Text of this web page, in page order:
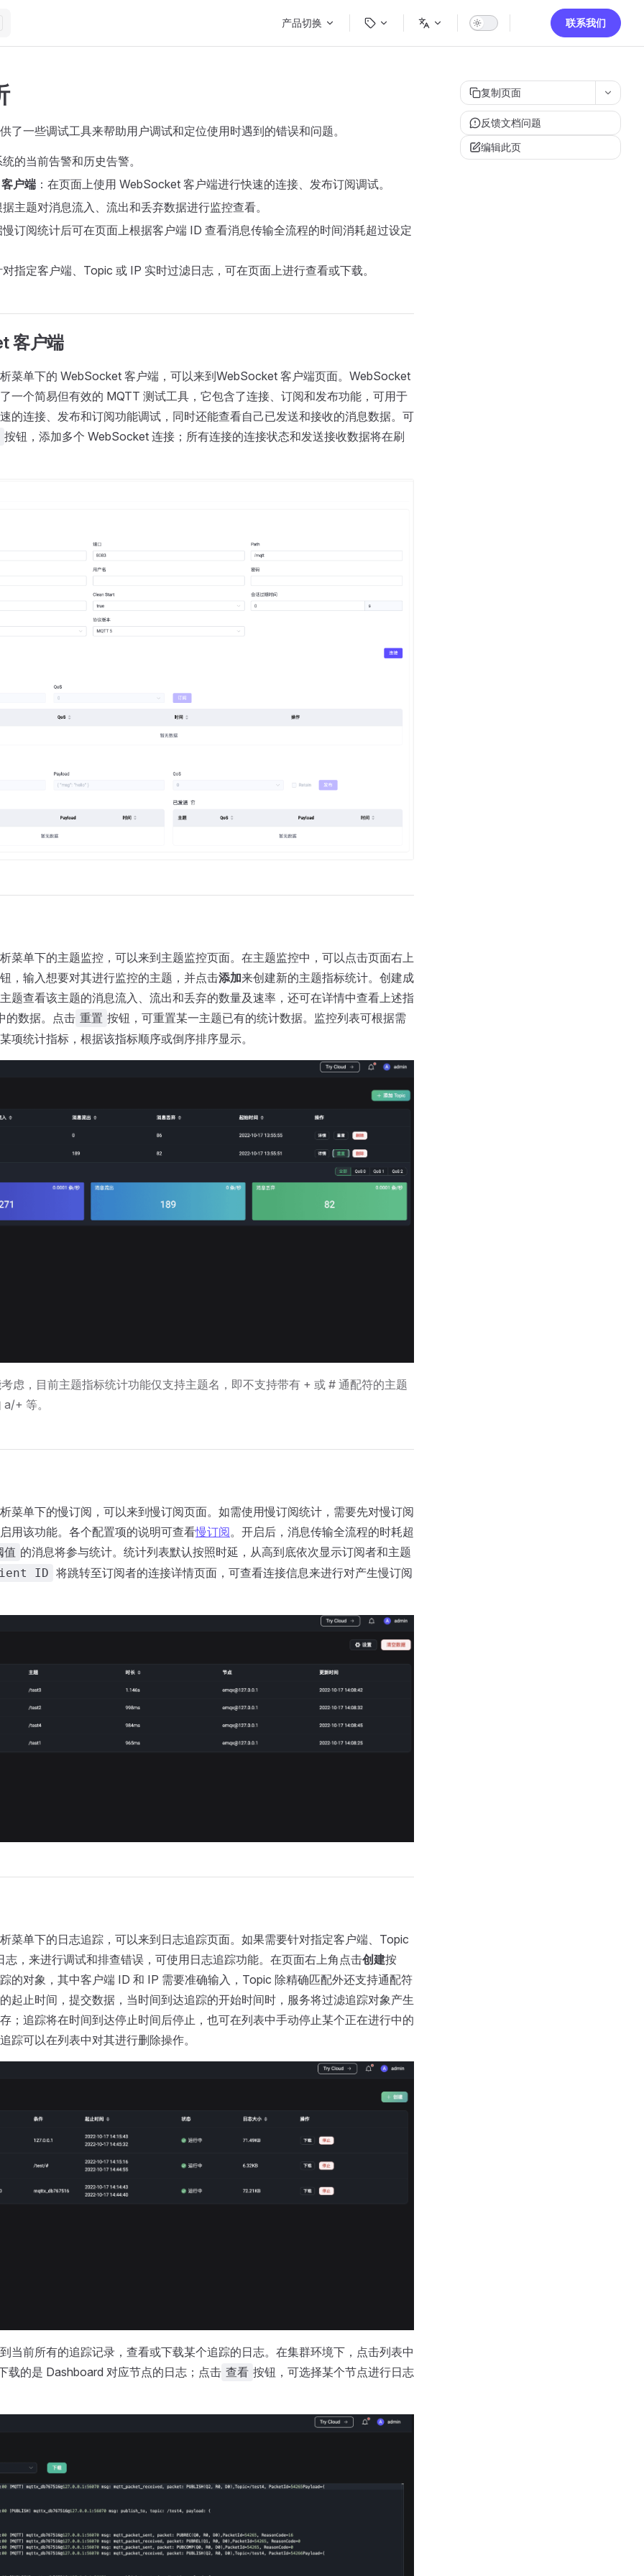
产品切换 联系我们
复制页面
反馈文档问题
编辑此页
了一些调试工具来帮助用户调试和定位使用时遇到的错误和问题。
的当前告警和历史告警。
户端 ：在页面上使用 WebSocket 客户端进行快速的连接、发布订阅调试。
主题对消息流入、流出和丢弃数据进行监控查看。
订阅统计后可在页面上根据客户端 ID 查看消息传输全流程的时间消耗超过设定
指定客户端、Topic 或 IP 实时过滤日志，可在页面上进行查看或下载。
客户端
菜单下的 WebSocket 客户端，可以来到WebSocket 客户端页面。WebSocket
一个简易但有效的 MQTT 测试工具，它包含了连接、订阅和发布功能，可用于
的连接、发布和订阅功能调试，同时还能查看自己已发送和接收的消息数据。可
按钮，添加多个 WebSocket 连接；所有连接的连接状态和发送接收数据将在刷
菜单下的主题监控，可以来到主题监控页面。在主题监控中，可以点击页面右上
，输入想要对其进行监控的主题，并点击添加来创建新的主题指标统计。创建成
题查看该主题的消息流入、流出和丢弃的数量及速率，还可在详情中查看上述指
的数据。点击 重置 按钮，可重置某一主题已有的统计数据。监控列表可根据需
项统计指标，根据该指标顺序或倒序排序显示。
虑，目前主题指标统计功能仅支持主题名，即不支持带有 + 或 # 通配符的主题
+ 等。
菜单下的慢订阅，可以来到慢订阅页面。如需使用慢订阅统计，需要先对慢订阅
用该功能。各个配置项的说明可查看慢订阅。开启后，消息传输全流程的时耗超
值 的消息将参与统计。统计列表默认按照时延，从高到底依次显示订阅者和主题
ID 将跳转至订阅者的连接详情页面，可查看连接信息来进行对产生慢订阅
菜单下的日志追踪，可以来到日志追踪页面。如果需要针对指定客户端、Topic
志，来进行调试和排查错误，可使用日志追踪功能。在页面右上角点击创建按
的对象，其中客户端 ID 和 IP 需要准确输入，Topic 除精确匹配外还支持通配符
起止时间，提交数据，当时间到达追踪的开始时间时，服务将过滤追踪对象产生
；追踪将在时间到达停止时间后停止，也可在列表中手动停止某个正在进行中的
踪可以在列表中对其进行删除操作。
当前所有的追踪记录，查看或下载某个追踪的日志。在集群环境下，点击列表中
载的是 Dashboard 对应节点的日志；点击 查看 按钮，可选择某个节点进行日志